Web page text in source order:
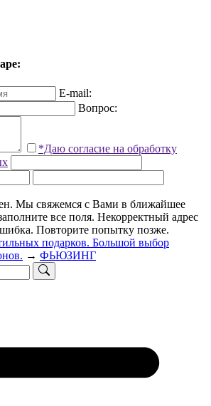
E-mail:
Вопрос:
*Даю согласие на обработку
Мы свяжемся с Вами в ближайшее
все поля. Некорректный адрес
Повторите попытку позже.
подарков. Большой выбор
→ ФЬЮЗИНГ